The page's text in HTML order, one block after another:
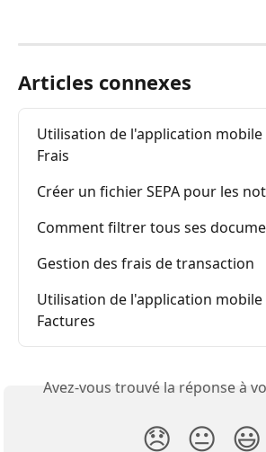
Articles connexes
Utilisation de l'application mobile
Frais
Créer un fichier SEPA pour les
Comment filtrer tous ses
Gestion des frais de transaction
Utilisation de l'application mobile
Factures
Avez-vous trouvé la réponse à
😞 😐 😃